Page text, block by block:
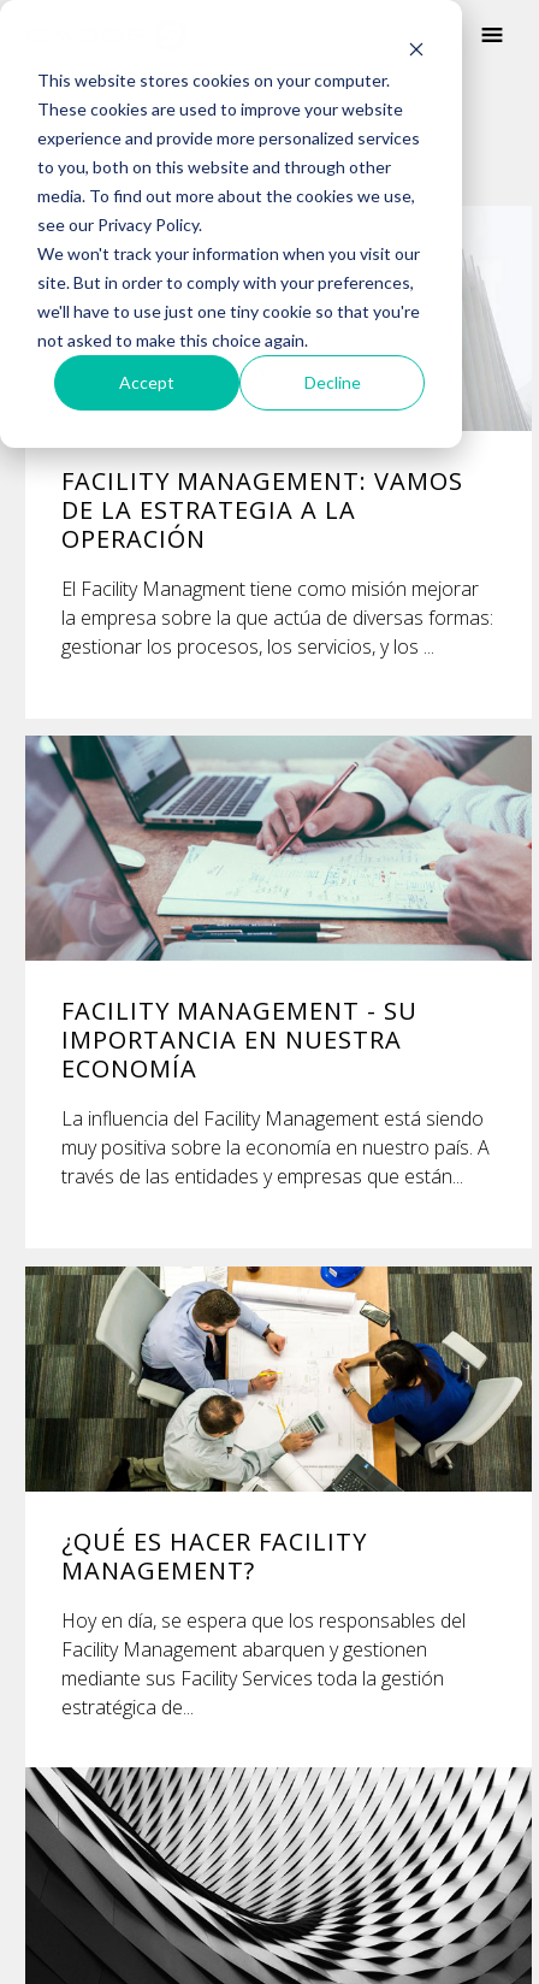
This website stores cookies on your computer.
These cookies are used to improve your website
experience and provide more personalized services
to you, both on this website and through other
media. To find out more about the cookies we use,
see our Privacy Policy.
We won't track your information when you visit our
site. But in order to comply with your preferences,
we'll have to use just one tiny cookie so that you're
not asked to make this choice again.
Accept Decline
BLOG
Posts about
servicios integrales
FACILITY MANAGEMENT: VAMOS
DE LA ESTRATEGIA A LA
OPERACIÓN
El Facility Managment tiene como misión mejorar
la empresa sobre la que actúa de diversas formas:
gestionar los procesos, los servicios, y los ...
FACILITY MANAGEMENT - SU
IMPORTANCIA EN NUESTRA
ECONOMÍA
La influencia del Facility Management está siendo
muy positiva sobre la economía en nuestro país. A
través de las entidades y empresas que están...
¿QUÉ ES HACER FACILITY
MANAGEMENT?
Hoy en día, se espera que los responsables del
Facility Management abarquen y gestionen
mediante sus Facility Services toda la gestión
estratégica de...